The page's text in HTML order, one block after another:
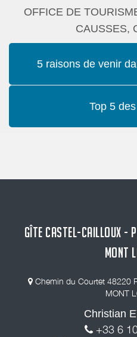
OFFICE DE
CAUSSES,
5 raisons de venir
Top 5
GÎTE CASTEL-CAILLOUX -
MONT
Chemin du Courtet 48220
MONT
Christian
+33 6